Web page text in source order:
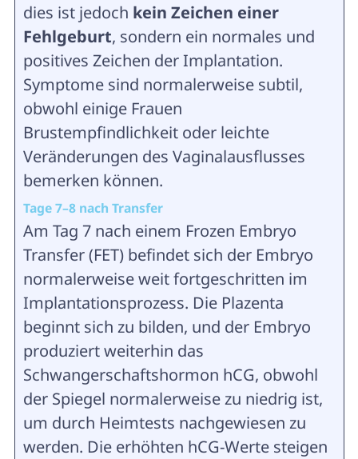
dies ist jedoch kein Zeichen einer
Fehlgeburt, sondern ein normales und
positives Zeichen der Implantation.
Symptome sind normalerweise subtil,
obwohl einige Frauen
Brustempfindlichkeit oder leichte
Veränderungen des Vaginalausflusses
bemerken können.
Tage 7–8 nach Transfer
Am Tag 7 nach einem Frozen Embryo
Transfer (FET) befindet sich der Embryo
normalerweise weit fortgeschritten im
Implantationsprozess. Die Plazenta
beginnt sich zu bilden, und der Embryo
produziert weiterhin das
Schwangerschaftshormon hCG, obwohl
der Spiegel normalerweise zu niedrig ist,
um durch Heimtests nachgewiesen zu
werden. Die erhöhten hCG-Werte steigen